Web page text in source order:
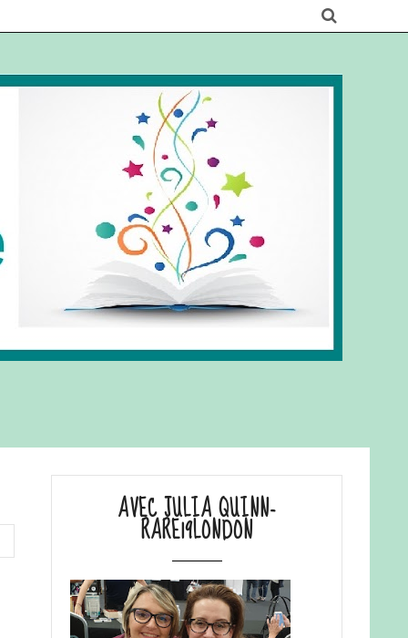
AVEC JULIA QUINN-
RARE19LONDON